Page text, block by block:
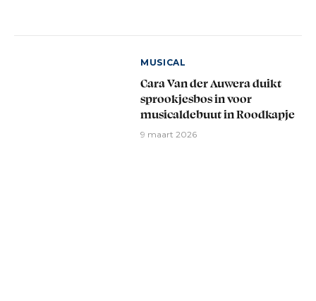
MUSICAL
Cara Van der Auwera duikt
sprookjesbos in voor
musicaldebuut in Roodkapje
9 maart 2026